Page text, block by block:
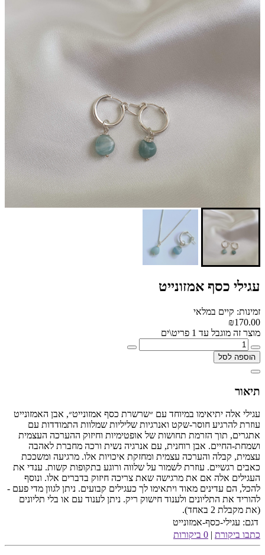
עגילי כסף אמזונייט
זמינות: קיים במלאי
₪170.00
מוצר זה מוגבל עד 1 פריט\ים
הוספה לסל
תיאור
עגילי אלה יתיאימו במיוחד עם ״שרשרת כסף אמזונייט״, אבן האמזונייט
עוזרת להרגיע חוסר-שקט ואנרגיות שליליות שמלוות התמודדות עם
אתגרים, תוך הזרמת תחושות של אופטימיות וחיזוק ההערכה העצמית
ושמחת-החיים. אבן רוחנית, עם אנרגיה נשית ורכה מחברת לאהבה
עצמית, קבלה והערכה עצמית ומחזקת איכויות אלו. מרגיעה ומשככת
כאבים רגשיים. עוזרת לשמור על שלווה ורוגע בתקופות קשות. ענדי את
העגילים אלה אם את מרגישה שאת צריכה חיזוק בדברים אלו. ונוסף
להכל, הם עדינים מאוד ויתאימו לך כעגילים קבועים. ניתן לגוון מדי פעם -
להוריד את התליונים ולענוד חישוק ריק. ניתן לענוד עם או בלי תליונים
(את מקבלת 2 באחד).
דגם: עגילי-כסף-אמזונייט
כתבו ביקורת | 0 ביקורות